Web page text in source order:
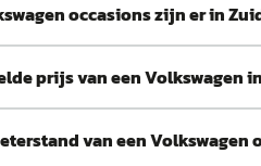
occasions zijn er in
prijs van een Volkswagen
van een